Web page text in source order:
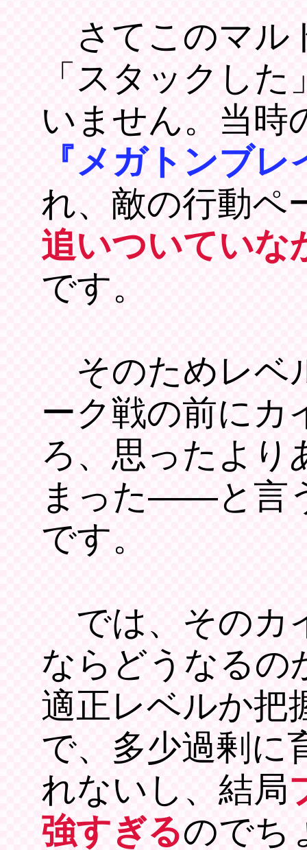
さてこのマル
「スタックし
いません。当時
『メガトンブレ
れ、敵の行動ペ
追いついていな
です。
そのためレベ
ーク戦の前にカ
ろ、思ったより
まった――と言
です。
では、そのカ
ならどうなる
適正レベルか把
で、多少過剰に
れないし、結局
強すぎるのでち